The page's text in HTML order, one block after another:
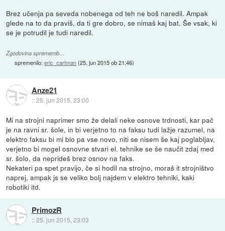
Brez učenja pa seveda nobenega od teh ne boš naredil. Ampak
glede na to da praviš, da ti gre dobro, se nimaš kaj bat. Še vsak, ki
se je potrudil je tudi naredil.
Zgodovina sprememb…
spremenilo:eric_cartman(25. jun 2015 ob 21:46)
Anze21
::25. jun 2015, 23:00
Mi na strojni naprimer smo že delali neke osnove trdnosti, kar pač
je na ravni sr. šole, in bi verjetno to na faksu tudi lažje razumel, na
elektro faksu bi mi blo pa vse novo, niti se nisem še kaj poglabljav,
verjetno bi mogel osnovne stvari el. tehnike se še naučit zdaj med
sr. šolo, da neprideš brez osnov na faks.
Nekateri pa spet pravijo, če si hodil na strojno, moraš it strojništvo
naprej, ampak js se veliko bolj najdem v elektro tehniki, kaki
robotiki itd.
PrimozR
::25. jun 2015, 23:03